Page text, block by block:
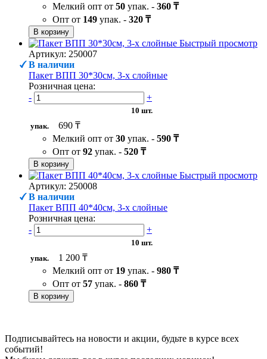
Мелкий опт от 50 упак. - 360 ₸
Опт от 149 упак. - 320 ₸
В корзину
Быстрый просмотр
Артикул: 250007
В наличии
Пакет ВПП 30*30см, 3-х слойные
Розничная цена:
-
+
10 шт.
упак.
690 ₸
Мелкий опт от 30 упак. - 590 ₸
Опт от 92 упак. - 520 ₸
В корзину
Быстрый просмотр
Артикул: 250008
В наличии
Пакет ВПП 40*40см, 3-х слойные
Розничная цена:
-
+
10 шт.
упак.
1 200 ₸
Мелкий опт от 19 упак. - 980 ₸
Опт от 57 упак. - 860 ₸
В корзину
Подписывайтесь на новости и акции, будьте в курсе всех
событий!